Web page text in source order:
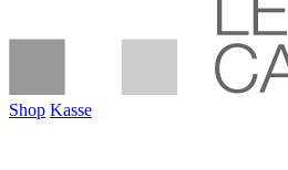
Shop Kasse